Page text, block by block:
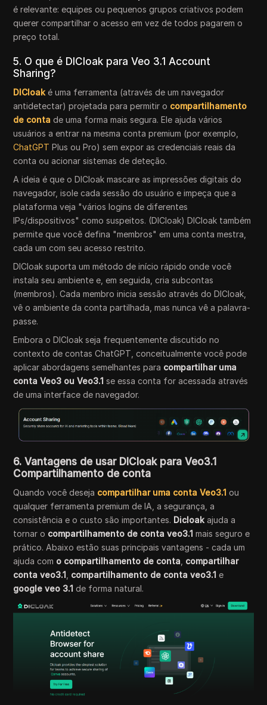
é relevante: equipes ou pequenos grupos criativos podem
querer compartilhar o acesso em vez de todos pagarem o
preço total.
5. O que é DICloak para Veo 3.1 Account
Sharing?
DICloak é uma ferramenta (através de um navegador
antidetectar) projetada para permitir o compartilhamento
de contade uma forma mais segura. Ele ajuda vários
usuários a entrar na mesma conta premium (por exemplo,
ChatGPT Plus ou Pro) sem expor as credenciais reais da
conta ou acionar sistemas de deteção.
A ideia é que o DICloak mascare as impressões digitais do
navegador, isole cada sessão do usuário e impeça que a
plataforma veja "vários logins de diferentes
IPs/dispositivos" como suspeitos. (DICloak) DICloak também
permite que você defina "membros" em uma conta mestra,
cada um com seu acesso restrito.
DICloak suporta um método de início rápido onde você
instala seu ambiente e, em seguida, cria subcontas
(membros). Cada membro inicia sessão através do DICloak,
vê o ambiente da conta partilhada, mas nunca vê a palavra-
passe.
Embora o DICloak seja frequentemente discutido no
contexto de contas ChatGPT, conceitualmente você pode
aplicar abordagens semelhantes para compartilhar uma
conta Veo3 ou Veo3.1 se essa conta for acessada através
de uma interface de navegador.
6. Vantagens de usar DICloak para Veo3.1
Compartilhamento de conta
Quando você deseja compartilhar uma conta Veo3.1 ou
qualquer ferramenta premium de IA, a segurança, a
consistência e o custo são importantes. Dicloak ajuda a
tornar o compartilhamento de conta veo3.1 mais seguro e
prático. Abaixo estão suas principais vantagens - cada um
ajuda com o compartilhamento de conta compartilhar
conta veo3.1 compartilhamento de conta veo3.1 e
google veo 3.1 de forma natural.